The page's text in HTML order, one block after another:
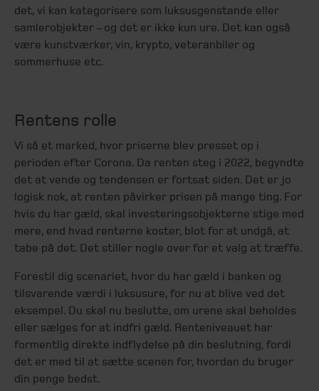
det, vi kan kategorisere som luksusgenstande eller
samlerobjekter – og det er ikke kun ure. Det kan også
være kunstværker, vin, krypto, veteranbiler og
sommerhuse etc.
Rentens rolle
Vi så et marked, hvor priserne blev presset op i
perioden efter Corona. Da renten steg i 2022, begyndte
det at vende og tendensen er fortsat siden. Det er jo
logisk nok, at renten påvirker prisen på mange ting. For
hvis du har gæld, skal investeringsobjekterne stige med
mere, end hvad renterne koster, blot for at undgå, at
tabe på det. Det stiller nogle over for et valg at træffe.
Forestil dig scenariet, hvor du har gæld i banken og
tilsvarende værdi i luksusure, for nu at blive ved det
eksempel. Du skal nu beslutte, om urene skal beholdes
eller sælges for at indfri gæld. Renteniveauet har
formentlig direkte indflydelse på din beslutning, fordi
det er med til at sætte scenen for, hvordan du bruger
din penge bedst.